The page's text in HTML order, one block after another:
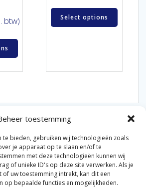
toestemming
te bieden, gebruiken wij technologieën zoals
je apparaat op te slaan en/of te
met deze technologieën kunnen wij
of unieke ID's op deze site verwerken. Als je
of uw toestemming intrekt, kan dit een
op bepaalde functies en mogelijkheden.
btw) Select options
Bel Las en Radiateurenbedrijf.